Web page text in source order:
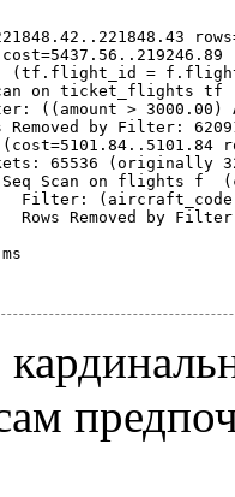
(tf.flight_id =
on ticket_flights
((amount > 3000.00)
Removed by Filter:
65536 (originally
Scan on flights f
Filter:
Rows Removed by